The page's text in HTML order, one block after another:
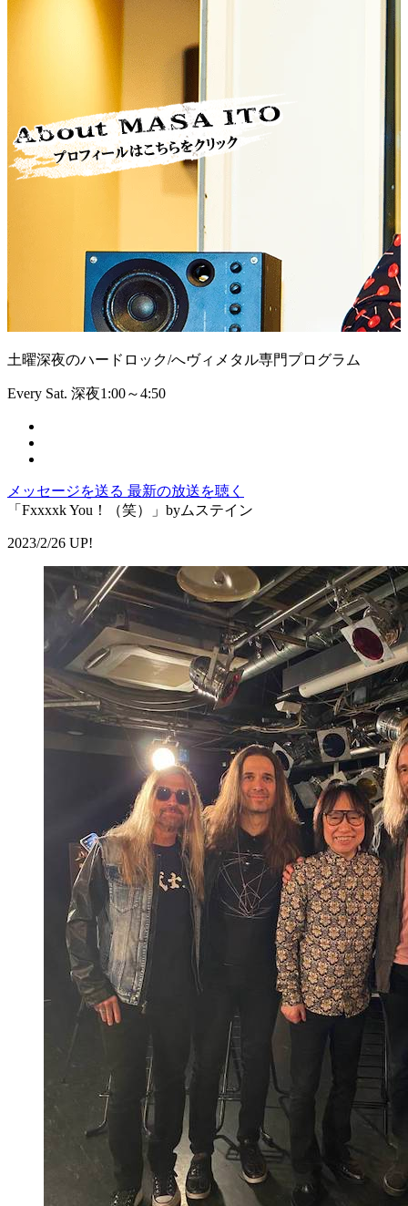
土曜深夜のハードロック/へヴィメタル専門プログラム
Every Sat. 深夜1:00～4:50
メッセージを送る 最新の放送を聴く
「Fxxxxk You！（笑）」byムステイン
2023/2/26 UP!